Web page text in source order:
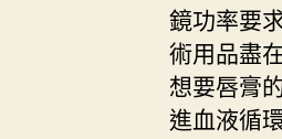
鏡功率要
術用品盡
想要唇膏
進血液循